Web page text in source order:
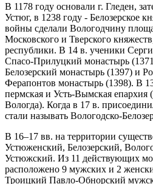
В 1178 году основали г. Гледен,
Устюг, в 1238 году - Белозерское
войны сделали Вологодчину
Московского и Тверского
республики. В 14 в. ученики
Спасо-Прилуцкий монастырь
Белозерский монастырь (1397) и
Ферапонтов монастырь (1398). В
пермская и Усть-Вымская епархия
Вологда). Когда в 17 в.
стали называть Вологодско-
В 16–17 вв. на территории
Устюженский, Белозерский,
Устюжский. Из 11 действующих
расположено 9 мужских и 2
Троицкий Павло-Обнорский